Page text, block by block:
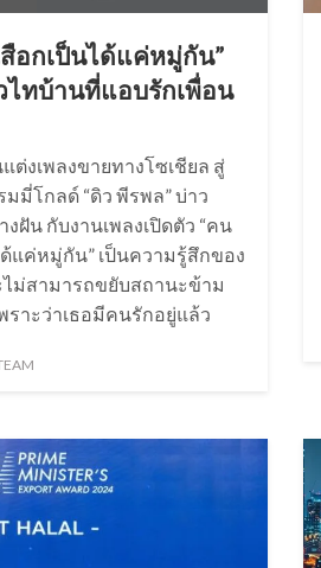
อกเป็นได้แค่หมู่กัน”
ทบ้านที่แอบรักเพื่อน
งเพลงขายทางโซเชียล สู่
มี่โกลด์ “ดิว พีรพล” บ่าว
ฝัน กับงานเพลงเปิดตัว “คน
แค่หมู่กัน” เป็นความรู้สึกของ
ม่สามารถขยับสถานะข้าม
ราะว่าเธอมีคนรักอยู่แล้ว